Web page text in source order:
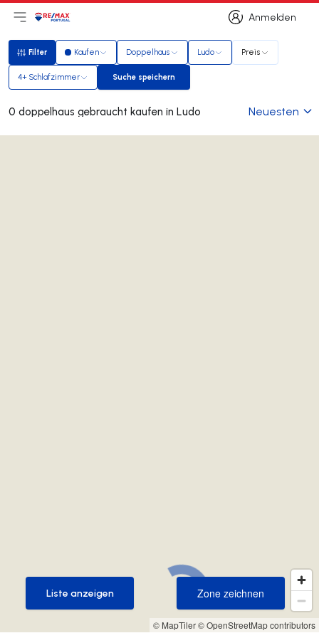
Anmelden
Anmelden
Hauptmenü öffnen
LogoZur Startseite
Filter
Filter Kaufen Doppelhaus Ludo Preis
4+ Schlafzimmer Suche speichern
Suche speichern
0 doppelhaus gebraucht kaufen in Ludo Neuesten
© MapTiler© OpenStreetMap contributors
Zone zeichnen
Zone zeichnen
Liste anzeigen
Liste anzeigen